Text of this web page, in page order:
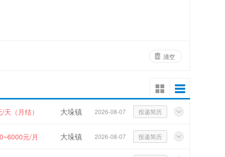
清空
天（月结） 大垛镇 2026-08-07 投递简历
元/月 大垛镇 2026-08-07 投递简历